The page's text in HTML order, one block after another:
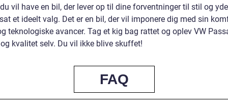
vil have en bil, der lever op til dine forventninger til stil og
et ideelt valg. Det er en bil, der vil imponere dig med sin
teknologiske avancer. Tag et kig bag rattet og oplev VW
kvalitet selv. Du vil ikke blive skuffet!
FAQ